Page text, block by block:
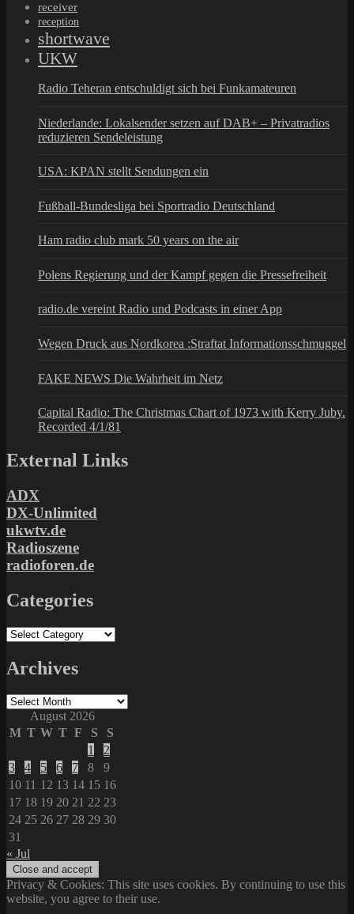
receiver
reception
shortwave
UKW
Radio Teheran entschuldigt sich bei Funkamateuren
Niederlande: Lokalsender setzen auf DAB+ – Privatradios
reduzieren Sendeleistung
USA: KPAN stellt Sendungen ein
Fußball-Bundesliga bei Sportradio Deutschland
Ham radio club mark 50 years on the air
Polens Regierung und der Kampf gegen die Pressefreiheit
radio.de vereint Radio und Podcasts in einer App
Wegen Druck aus Nordkorea :Straftat Informationsschmuggel
FAKE NEWS Die Wahrheit im Netz
Capital Radio: The Christmas Chart of 1973 with Kerry Juby.
Recorded 4/1/81
External Links
ADX
DX-Unlimited
ukwtv.de
Radioszene
radioforen.de
Categories
Categories
Archives
Archives
August 2026
M T W T F S
S
1
2
3
4 5 6 7 8
9
10 11 12 13 14 15 16
17 18 19 20 21 22 23
24 25 26 27 28 29 30
31
« Jul
Privacy & Cookies: This site uses cookies. By continuing to use this
website, you agree to their use.